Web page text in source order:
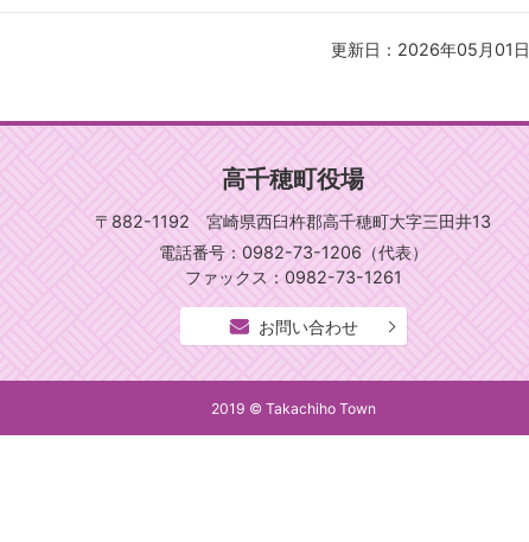
更新日：2026年05月01日
高千穂町役場
〒882-1192 宮崎県西臼杵郡高千穂町大字三田井13
電話番号：0982-73-1206（代表）
ファックス：0982-73-1261
お問い合わせ
2019 © Takachiho Town